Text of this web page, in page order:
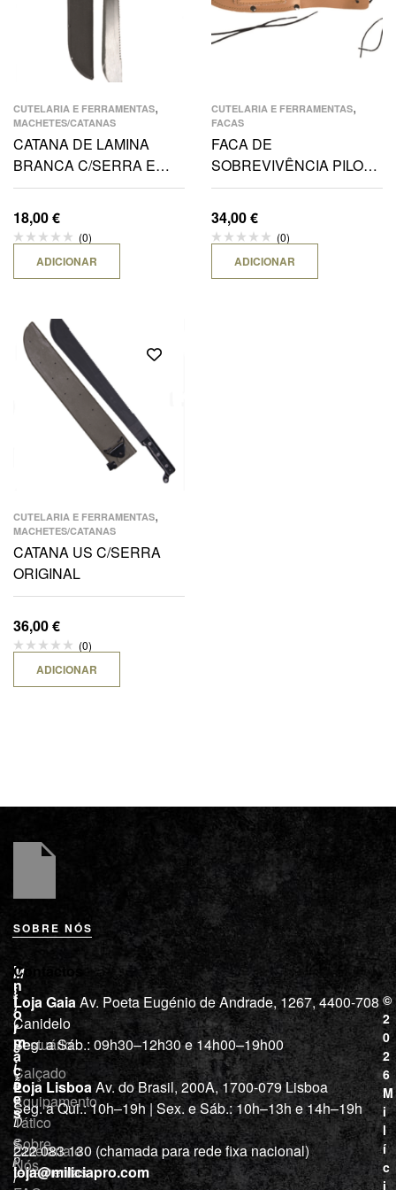
CUTELARIA E FERRAMENTAS,
MACHETES/CATANAS
CATANA DE LAMINA
BRANCA C/SERRA E
FUNDA PRETA NYLON
58CM
18,00€
(0)
ADICIONAR
CUTELARIA E FERRAMENTAS,
FACAS
FACA DE
SOBREVIVÊNCIA PILOTO
12,5 CM
34,00€
(0)
ADICIONAR
CUTELARIA E FERRAMENTAS,
MACHETES/CATANAS
CATANA US C/SERRA
ORIGINAL
36,00€
(0)
ADICIONAR
SOBRE NÓS
M
i
l
í
c
i
a
“
D
e
p
r
L
o
j
a
Vestuário
Calçado
Equipamento
Tático
Cutelaria e
ferramentas
I
n
f
o
r
m
a
ç
õ
e
s
Sobre
Nós
Contactos
Loja GaiaAv. Poeta Eugénio de Andrade, 1267, 4400-708
Canidelo
Seg. a Sáb.: 09h30–12h30 e 14h00–19h00
Loja LisboaAv. do Brasil, 200A, 1700-079 Lisboa
Seg. a Qui.: 10h–19h | Sex. e Sáb.: 10h–13h e 14h–19h
222 083 130 (chamada para rede fixa nacional)
loja@miliciapro.com
©
2
0
2
6
M
i
l
í
c
i